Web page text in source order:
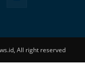
All right reserved